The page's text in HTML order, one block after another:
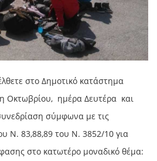
στο Δημοτικό κατάστημα
Οκτωβρίου, ημέρα Δευτέρα και
σύμφωνα με τις
Ν. 83,88,89 του Ν. 3852/10 για
στο κατωτέρο μοναδικό θέμα: